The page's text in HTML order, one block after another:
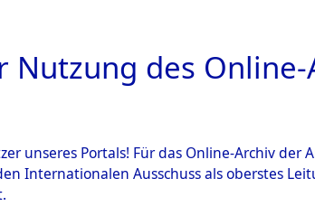
BESTANDSBESCHREIBUNG
des
unseres Portals! Für das Online-Archiv
Internationalen Ausschuss als oberstes